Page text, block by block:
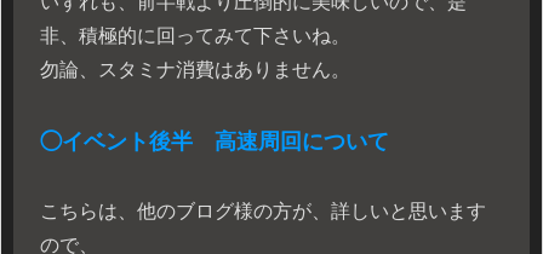
非、積極的に回ってみて下さいね。
勿論、スタミナ消費はありません。
◯イベント後半 高速周回について
こちらは、他のブログ様の方が、詳しいと思います
ので、